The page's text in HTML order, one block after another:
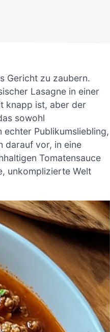
Gericht zu zaubern.
Lasagne in einer
knapp ist, aber der
sowohl
echter Publikumsliebling,
darauf vor, in eine
Tomatensauce
unkomplizierte Welt